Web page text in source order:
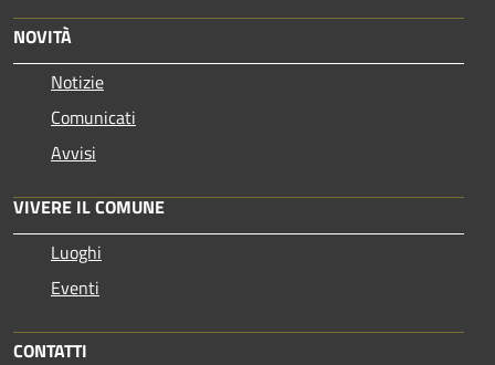
NOVITÀ
Notizie
Comunicati
Avvisi
VIVERE IL COMUNE
Luoghi
Eventi
CONTATTI